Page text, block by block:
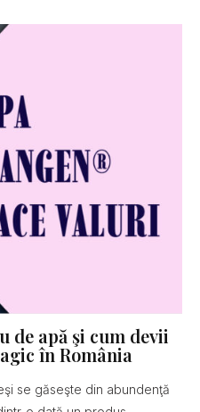
de apă şi cum devii
în România
se găseşte din abundenţă